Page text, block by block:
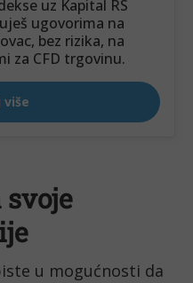
u mogućnosti da